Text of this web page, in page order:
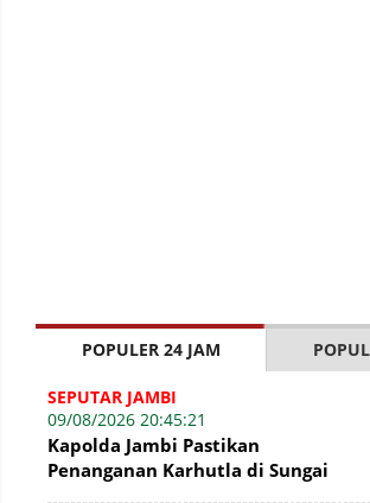
POPULER 24 JAM
SEPUTAR JAMBI
09/08/2026 20:45:21
Kapolda Jambi Pastikan
Penanganan Karhutla di Sungai